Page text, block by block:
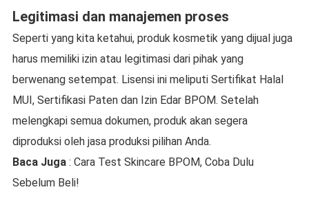
Legitimasi dan manajemen proses
Seperti yang kita ketahui, produk kosmetik yang dijual juga
harus memiliki izin atau legitimasi dari pihak yang
berwenang setempat. Lisensi ini meliputi Sertifikat Halal
MUI, Sertifikasi Paten dan Izin Edar BPOM. Setelah
melengkapi semua dokumen, produk akan segera
diproduksi oleh jasa produksi pilihan Anda.
Baca Juga: Cara Test Skincare BPOM, Coba Dulu
Sebelum Beli!